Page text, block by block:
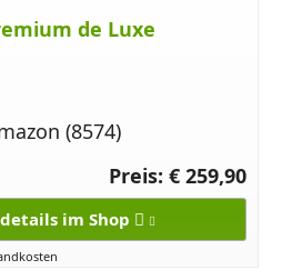
de Luxe
Preis: € 259,90
im Shop